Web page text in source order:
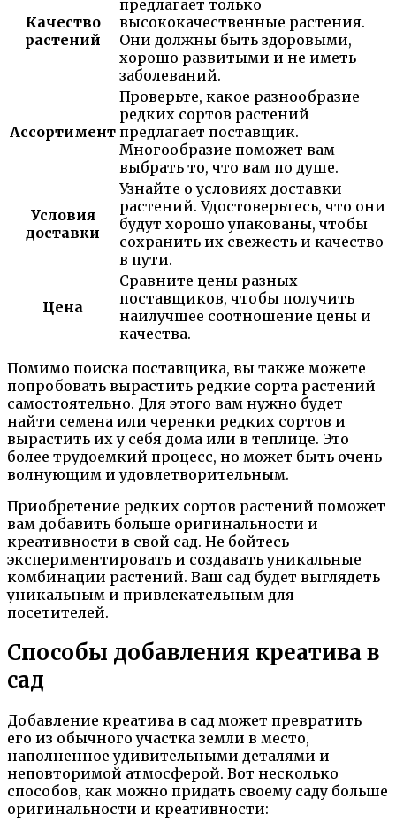
Качество
растений
предлагает только
высококачественные растения.
Они должны быть здоровыми,
хорошо развитыми и не иметь
заболеваний.
Ассортимент
Проверьте, какое разнообразие
редких сортов растений
предлагает поставщик.
Многообразие поможет вам
выбрать то, что вам по душе.
Условия
доставки
Узнайте о условиях доставки
растений. Удостоверьтесь, что они
будут хорошо упакованы, чтобы
сохранить их свежесть и качество
в пути.
Цена
Сравните цены разных
поставщиков, чтобы получить
наилучшее соотношение цены и
качества.
Помимо поиска поставщика, вы также можете
попробовать вырастить редкие сорта растений
самостоятельно. Для этого вам нужно будет
найти семена или черенки редких сортов и
вырастить их у себя дома или в теплице. Это
более трудоемкий процесс, но может быть очень
волнующим и удовлетворительным.
Приобретение редких сортов растений поможет
вам добавить больше оригинальности и
креативности в свой сад. Не бойтесь
экспериментировать и создавать уникальные
комбинации растений. Ваш сад будет выглядеть
уникальным и привлекательным для
посетителей.
Способы добавления креатива в
сад
Добавление креатива в сад может превратить
его из обычного участка земли в место,
наполненное удивительными деталями и
неповторимой атмосферой. Вот несколько
способов, как можно придать своему саду больше
оригинальности и креативности: